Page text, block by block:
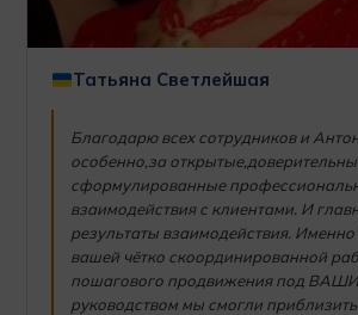
Татьяна Светлейшая
Благодарю всех сотрудников и
особенно,за
сформулированные
взаимодействия с клиентами. И
результаты взаимодействия.
вашей чётко скоординированной
пошагового продвижения под
руководством мы смогли